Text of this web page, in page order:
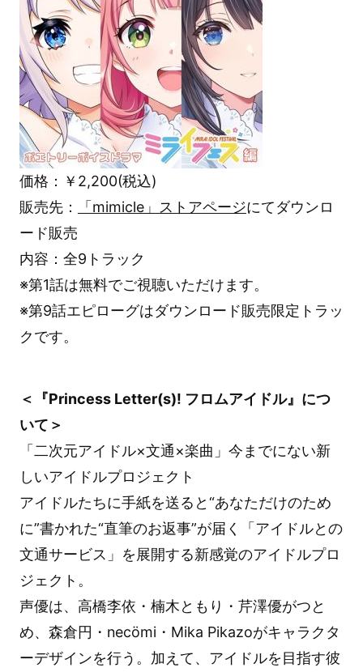
価格：￥2,200(税込)
販売先：
「mimicle」ストアページにてダウンロ
ード販売
内容：全9トラック
※第1話は無料でご視聴いただけます。
※第9話エピローグはダウンロード販売限定トラッ
クです。
＜『Princess Letter(s)! フロムアイドル』につ
いて＞
「二次元アイドル×文通×楽曲」今までにない新
しいアイドルプロジェクト
アイドルたちに手紙を送ると“あなただけのため
に”書かれた“直筆のお返事”が届く「アイドルとの
文通サービス」を展開する新感覚のアイドルプロ
ジェクト。
声優は、高橋李依・楠木ともり・芹澤優がつと
め、森倉円・necömi・Mika Pikazoがキャラクタ
ーデザインを行う。加えて、アイドルを目指す彼